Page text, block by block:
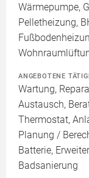
Wärmepumpe,
Pelletheizung,
ANGEBOTENE
Wartung,
Austausch,
Thermostat,
Planung /
Batterie,
Badsanierung